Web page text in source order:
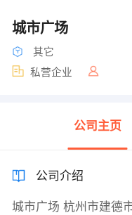
城市广场
其它
私营企业
公司主页
公司介绍
城市广场 杭州市建德